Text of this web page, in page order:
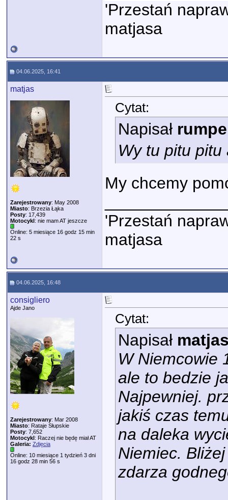
'Przestań
matjasa
04.06.2025, 16:41
matjas
Zarejestrowany: May 2008
Miasto: Brzezia Łąka
Posty: 17,439
Motocykl: nie mam AT jeszcze
Online: 5 miesiące 16 godz 15 min
22 s
Cytat:
Napisał
Wy tu pitu
My chcemy
'Przestań
matjasa
04.06.2025, 16:48
consigliero
Ajde Jano
Zarejestrowany: Mar 2008
Miasto: Rataje Słupskie
Posty: 7,652
Motocykl: Raczej nie będę miał AT
Galeria: Zdjęcia
Online: 10 miesiące 1 tydzień 3 dni
16 godz 28 min 56 s
Cytat:
Napisał
W Niemcowie
ale to bedzie
Najpewniej.
jakiś czas
na daleka
Niemiec.
zdarza